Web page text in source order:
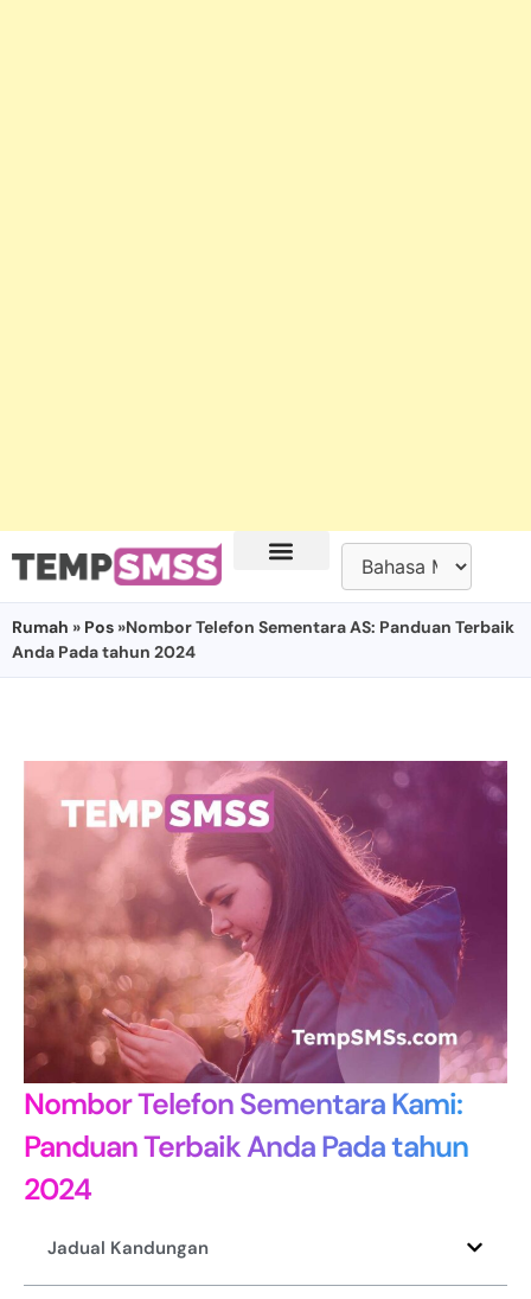
Rumah » Pos »Nombor Telefon Sementara AS: Panduan Terbaik
Anda Pada tahun 2024
Nombor Telefon Sementara Kami:
Panduan Terbaik Anda Pada tahun
2024
Jadual Kandungan